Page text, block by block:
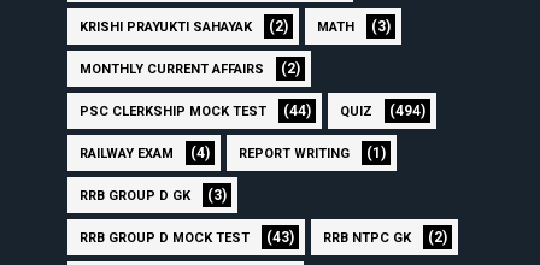
KRISHI PRAYUKTI SAHAYAK (2) MATH (3)
MONTHLY CURRENT AFFAIRS (2)
PSC CLERKSHIP MOCK TEST (44) QUIZ (494)
RAILWAY EXAM (4) REPORT WRITING (1)
RRB GROUP D GK (3)
RRB GROUP D MOCK TEST (43) RRB NTPC GK (2)